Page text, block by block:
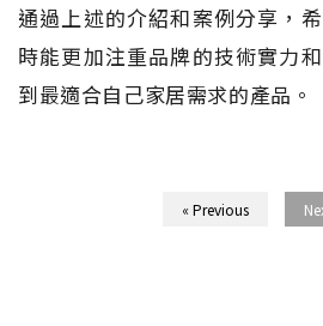
通過上述的介紹和案例分享，
時能更加注重品牌的技術實力
到最適合自己家居需求的產品。
« Previous